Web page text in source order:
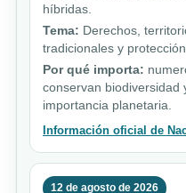
híbridas.
Tema: Derechos,
tradicionales y
Por qué importa:
conservan biodiversidad
importancia planetaria.
Información oficial de
12 de agosto de 2026